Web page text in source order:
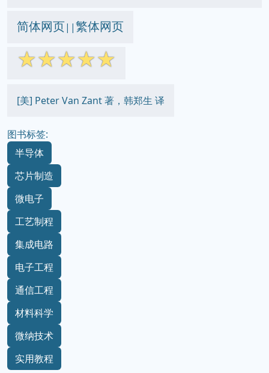
简体网页||繁体网页
☆☆☆☆☆
[美] Peter Van Zant 著，韩郑生 译
图书标签:
半导体
芯片制造
微电子
工艺制程
集成电路
电子工程
通信工程
材料科学
微纳技术
实用教程